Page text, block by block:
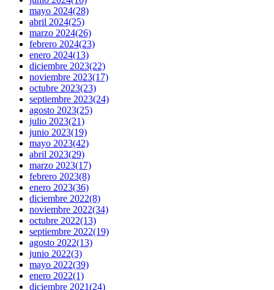
mayo 2024(28)
abril 2024(25)
marzo 2024(26)
febrero 2024(23)
enero 2024(13)
diciembre 2023(22)
noviembre 2023(17)
octubre 2023(23)
septiembre 2023(24)
agosto 2023(25)
julio 2023(21)
junio 2023(19)
mayo 2023(42)
abril 2023(29)
marzo 2023(17)
febrero 2023(8)
enero 2023(36)
diciembre 2022(8)
noviembre 2022(34)
octubre 2022(13)
septiembre 2022(19)
agosto 2022(13)
junio 2022(3)
mayo 2022(39)
enero 2022(1)
diciembre 2021(24)